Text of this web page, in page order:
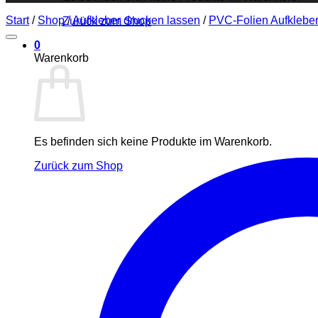
Zurück zum Shop
0
Warenkorb
Es befinden sich keine Produkte im Warenkorb.
Zurück zum Shop
Start / Shop /Aufkleber drucken lassen / PVC-Folien Aufkleber